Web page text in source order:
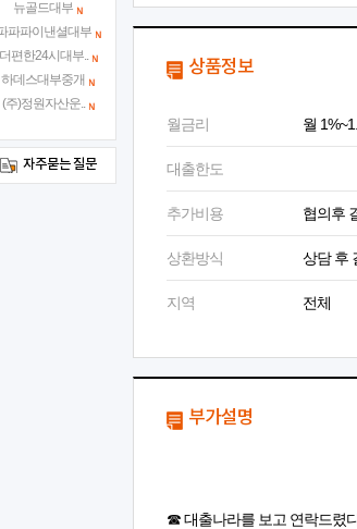
상품정보
월금리 월
대출한도
추가비용 협의후
상환방식 상담 후
지역 전체
부가설명
☎ 대출나라를 보고 연락드렸
뉴골드대부
파파이낸셜대부
편한24시대부..
하데스대부중개
(주)정원자산운..
자주묻는 질문